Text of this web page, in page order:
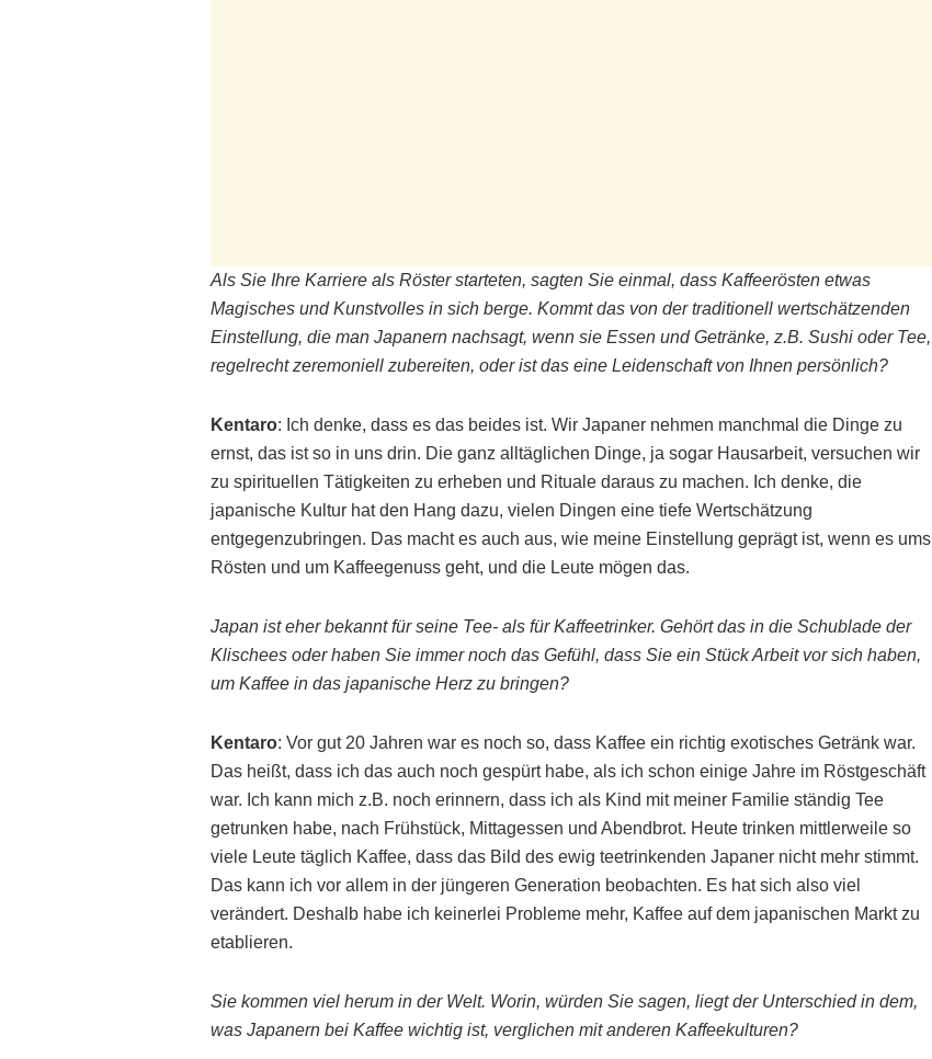
Als Sie Ihre Karriere als Röster starteten, sagten Sie einmal, dass Kaffeerösten etwas
Magisches und Kunstvolles in sich berge. Kommt das von der traditionell wertschätzenden
Einstellung, die man Japanern nachsagt, wenn sie Essen und Getränke, z.B. Sushi oder Tee,
regelrecht zeremoniell zubereiten, oder ist das eine Leidenschaft von Ihnen persönlich?
Kentaro: Ich denke, dass es das beides ist. Wir Japaner nehmen manchmal die Dinge zu
ernst, das ist so in uns drin. Die ganz alltäglichen Dinge, ja sogar Hausarbeit, versuchen wir
zu spirituellen Tätigkeiten zu erheben und Rituale daraus zu machen. Ich denke, die
japanische Kultur hat den Hang dazu, vielen Dingen eine tiefe Wertschätzung
entgegenzubringen. Das macht es auch aus, wie meine Einstellung geprägt ist, wenn es ums
Rösten und um Kaffeegenuss geht, und die Leute mögen das.
Japan ist eher bekannt für seine Tee- als für Kaffeetrinker. Gehört das in die Schublade der
Klischees oder haben Sie immer noch das Gefühl, dass Sie ein Stück Arbeit vor sich haben,
um Kaffee in das japanische Herz zu bringen?
Kentaro: Vor gut 20 Jahren war es noch so, dass Kaffee ein richtig exotisches Getränk war.
Das heißt, dass ich das auch noch gespürt habe, als ich schon einige Jahre im Röstgeschäft
war. Ich kann mich z.B. noch erinnern, dass ich als Kind mit meiner Familie ständig Tee
getrunken habe, nach Frühstück, Mittagessen und Abendbrot. Heute trinken mittlerweile so
viele Leute täglich Kaffee, dass das Bild des ewig teetrinkenden Japaner nicht mehr stimmt.
Das kann ich vor allem in der jüngeren Generation beobachten. Es hat sich also viel
verändert. Deshalb habe ich keinerlei Probleme mehr, Kaffee auf dem japanischen Markt zu
etablieren.
Sie kommen viel herum in der Welt. Worin, würden Sie sagen, liegt der Unterschied in dem,
was Japanern bei Kaffee wichtig ist, verglichen mit anderen Kaffeekulturen?